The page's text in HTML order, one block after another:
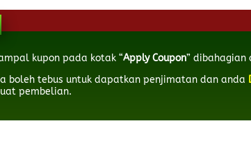
kupon pada kotak “Apply Coupon” dibahagian
boleh tebus untuk dapatkan penjimatan dan anda
pembelian.